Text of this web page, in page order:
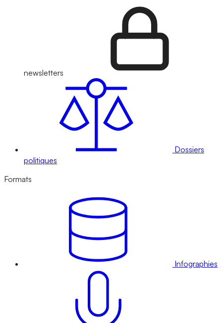
newsletters
Dossiers
politiques
Formats
Infographies